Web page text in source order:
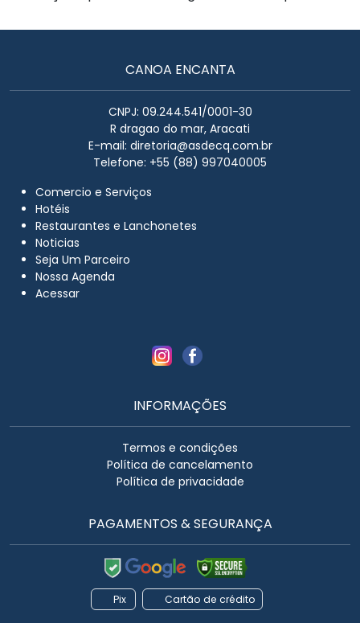
CANOA ENCANTA
CNPJ: 09.244.541/0001-30
R dragao do mar, Aracati
E-mail: diretoria@asdecq.com.br
Telefone: +55 (88) 997040005
Comercio e Serviços
Hotéis
Restaurantes e Lanchonetes
Noticias
Seja Um Parceiro
Nossa Agenda
Acessar
INFORMAÇÕES
Termos e condições
Política de cancelamento
Política de privacidade
PAGAMENTOS & SEGURANÇA
Pix Cartão de crédito